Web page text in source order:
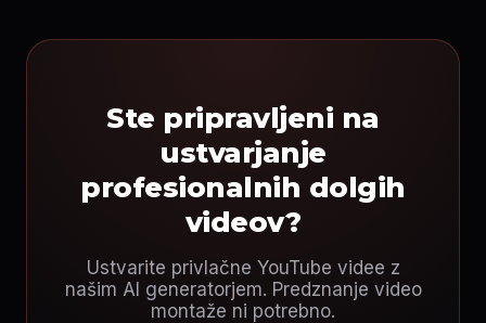
Ste pripravljeni na
ustvarjanje
profesionalnih dolgih
videov?
Ustvarite privlačne YouTube videe z
našim AI generatorjem. Predznanje video
montaže ni potrebno.